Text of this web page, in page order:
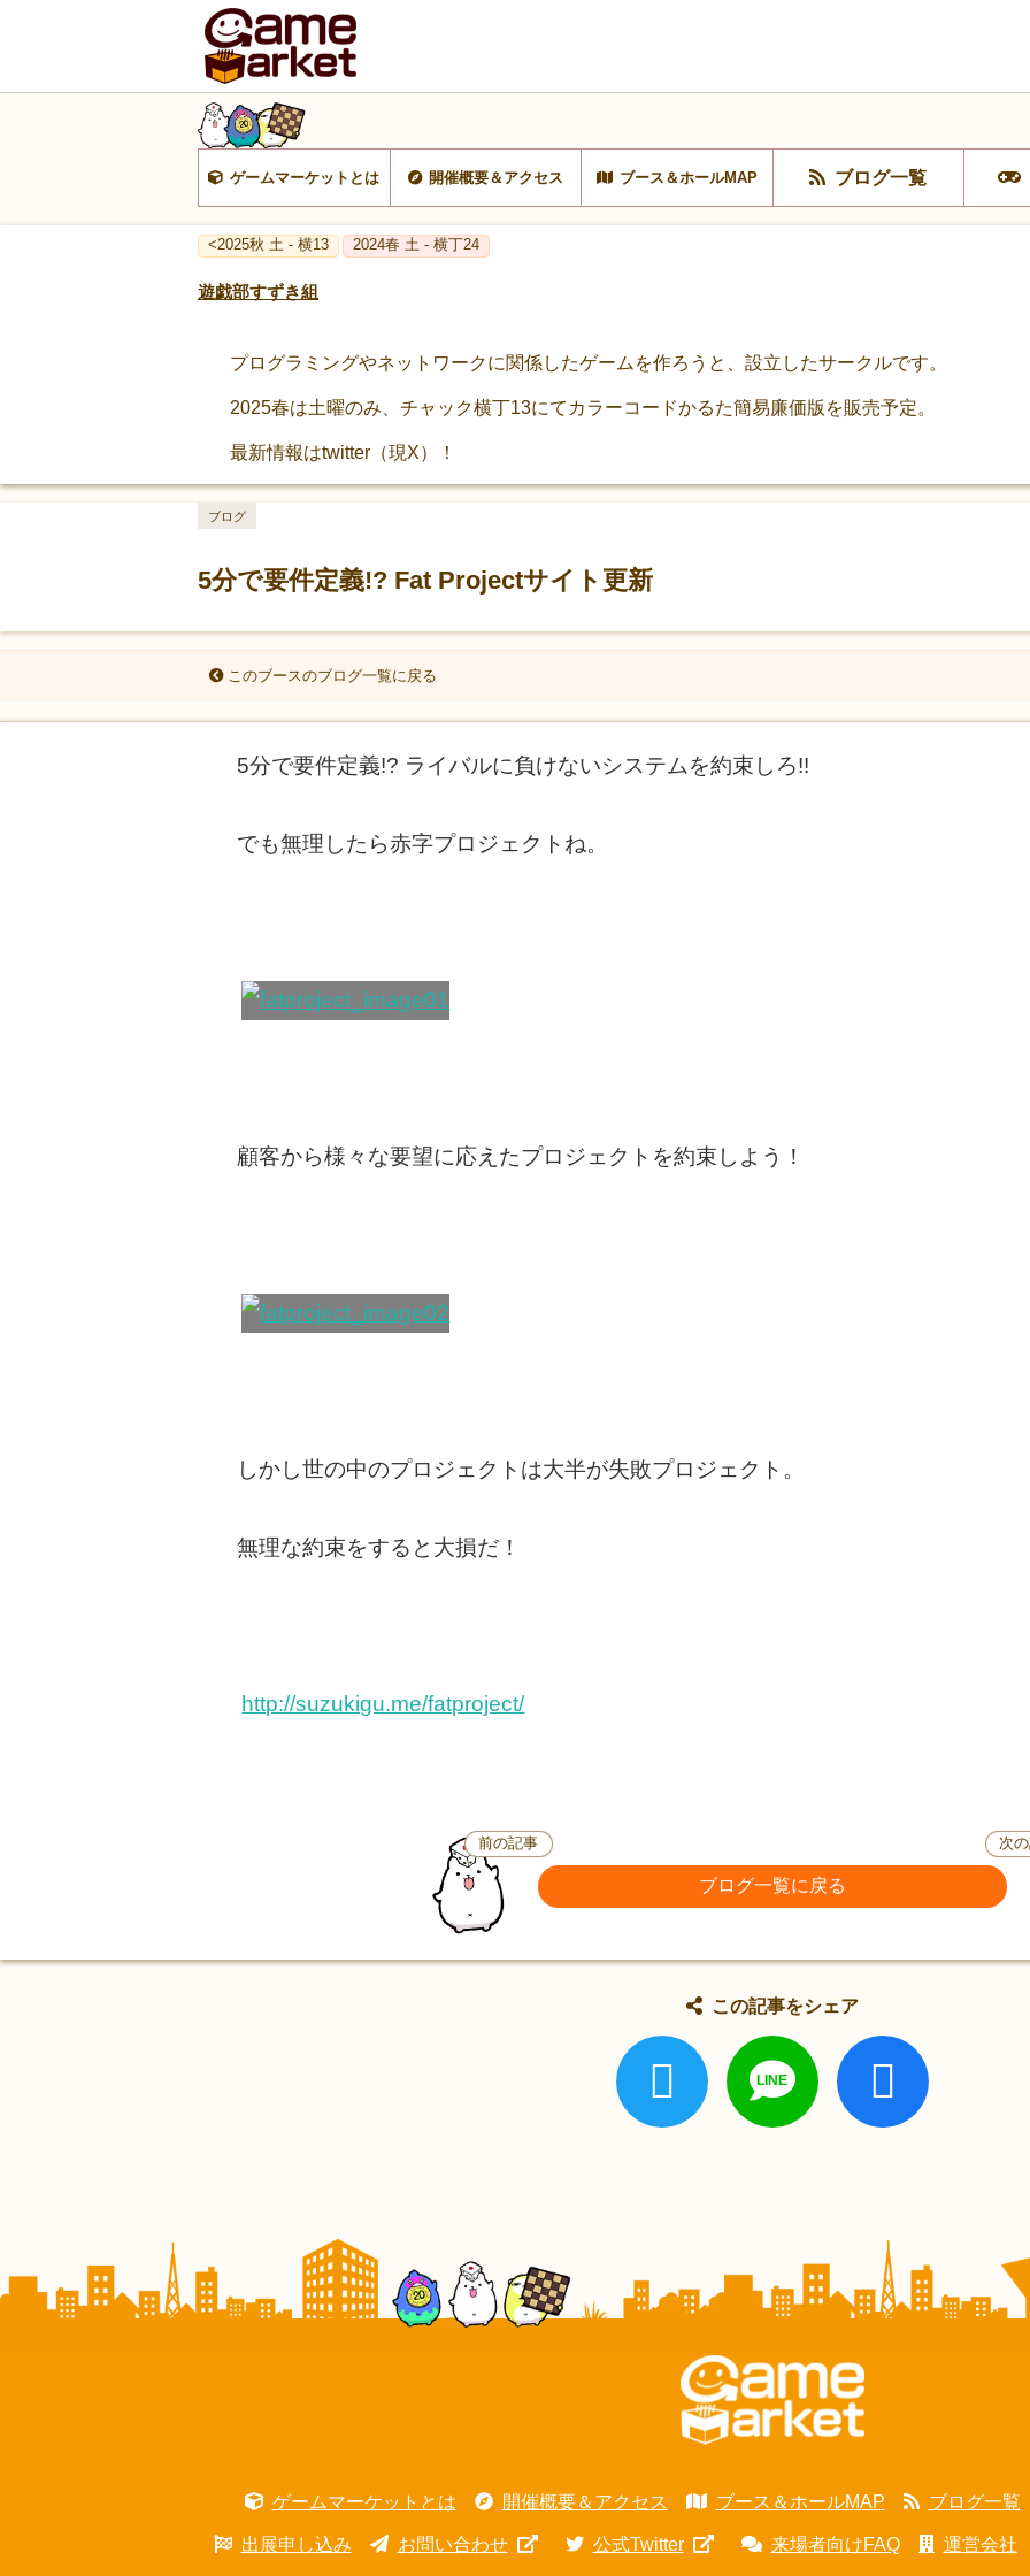
ゲームマーケットとは 開催概要＆アクセス ブース＆ホールMAP ブログ一覧
<2025秋 土 - 横13 2024春 土 - 横丁24
遊戯部すずき組
プログラミングやネットワークに関係したゲームを作ろうと、設立したサークルです。
2025春は土曜のみ、チャック横丁13にてカラーコードかるた簡易廉価版を販売予定。
最新情報はtwitter（現X）！
5分で要件定義!? Fat Projectサイト更新
ブログ
このブースのブログ一覧に戻る
5分で要件定義!? ライバルに負けないシステムを約束しろ!!
でも無理したら赤字プロジェクトね。
顧客から様々な要望に応えたプロジェクトを約束しよう！
しかし世の中のプロジェクトは大半が失敗プロジェクト。
無理な約束をすると大損だ！
http://suzukigu.me/fatproject/
前の記事
ブログ一覧に戻る
次
この記事をシェア
ゲームマーケットとは 開催概要＆アクセス ブース＆ホールMAP ブログ一覧
出展申し込み お問い合わせ 公式Twitter 来場者向けFAQ 運営会社